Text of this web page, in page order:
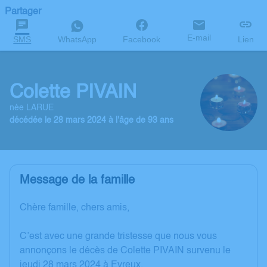
Partager
SMS WhatsApp Facebook E-mail Lien
Colette PIVAIN
née LARUE
décédée le 28 mars 2024 à l'âge de 93 ans
Message de la famille
Chère famille, chers amis,
C’est avec une grande tristesse que nous vous
annonçons le décès de Colette PIVAIN survenu le